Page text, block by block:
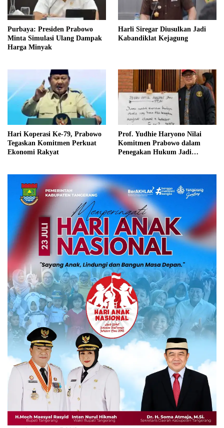
Purbaya: Presiden Prabowo
Minta Simulasi Ulang Dampak
Harga Minyak
Harli Siregar Diusulkan Jadi
Kabandiklat Kejagung
Hari Koperasi Ke-79, Prabowo
Tegaskan Komitmen Perkuat
Ekonomi Rakyat
Prof. Yudhie Haryono Nilai
Komitmen Prabowo dalam
Penegakan Hukum Jadi